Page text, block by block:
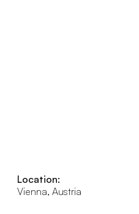
Location:
Vienna, Austria